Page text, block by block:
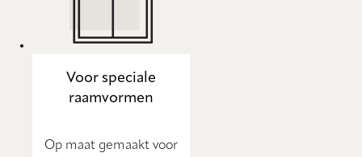
Voor speciale
raamvormen
Op maat gemaakt voor